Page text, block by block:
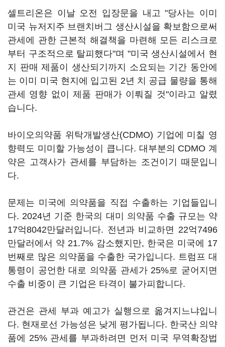
셀트리온은 이날 오전 입장문을 내고 "당사는 이미
미국 뉴저지주 브랜치버그 생산시설을 확보함으로써
관세에 관한 근본적 해결책을 마련해 모든 리스크로
부터 구조적으로 탈피했다"며 "미국 생산시설에서 현
지 판매 제품이 생산되기까지 소요되는 기간 동안에
는 이미 미국 현지에 입고된 2년 치 공급 물량을 통해
관세 영향 없이 제품 판매가 이뤄질 것"이라고 알렸
습니다.
바이오의약품 위탁개발생산(CDMO) 기업에 미칠 영
향력도 미미할 가능성이 큽니다. 대부분의 CDMO 계
약은 고객사가 관세를 부담하는 조건이기 때문입니
다.
문제는 미국에 의약품을 직접 수출하는 기업들입니
다. 2024년 기준 한국의 대미 의약품 수출 규모는 약
17억8042만달러입니다. 전년과 비교하면 22억7496
만달러에서 약 21.7% 감소했지만, 한국은 미국에 17
번째로 많은 의약품을 수출한 국가입니다. 트럼프 대
통령이 공언한 대로 의약품 관세가 25%로 굳어지면
수출 비중이 큰 기업은 타격이 불가피합니다.
관건은 관세 부과 예고가 실행으로 옮겨지느냐입니
다. 현재로선 가능성은 낮게 평가됩니다. 한국산 의약
품에 25% 관세를 부과하려면 먼저 미국 무역확장법